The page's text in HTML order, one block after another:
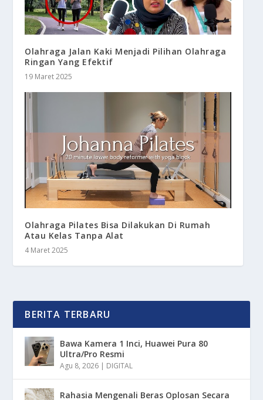
Olahraga Jalan Kaki Menjadi Pilihan Olahraga
Ringan Yang Efektif
19 Maret 2025
Olahraga Pilates Bisa Dilakukan Di Rumah
Atau Kelas Tanpa Alat
4 Maret 2025
BERITA TERBARU
Bawa Kamera 1 Inci, Huawei Pura 80
Ultra/Pro Resmi
Agu 8, 2026 | DIGITAL
Rahasia Mengenali Beras Oplosan Secara